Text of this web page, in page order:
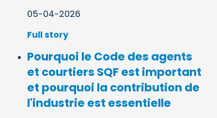
05-04-2026
Full story
Pourquoi le Code des agents
et courtiers SQF est important
et pourquoi la contribution de
l'industrie est essentielle